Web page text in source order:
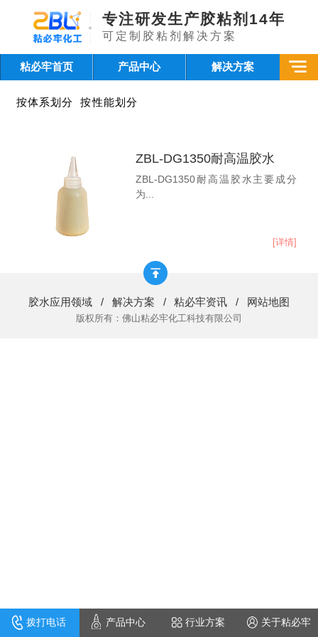
专注研发生产胶粘剂14年
可定制胶粘剂解决方案
粘必牢首页 产品中心 解决方案
按体系划分 按性能划分
ZBL-DG1350耐高温胶水
ZBL-DG1350耐高温胶水主要成分
为...
[详情]
胶水应用领域 / 解决方案 / 粘必牢资讯 / 网站地图
版权所有：佛山粘必牢化工科技有限公司
拨打电话 产品中心 行业方案 关于粘必牢